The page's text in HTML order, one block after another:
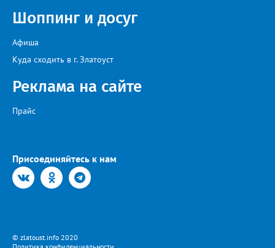
Шоппинг и досуг
Афиша
Куда сходить в г. Златоуст
Реклама на сайте
Прайс
Присоединяйтесь к нам
© zlatoust.info 2020